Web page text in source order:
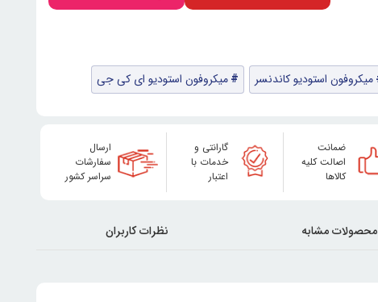
میکروفون استودیو کاندنسر میکروفون استودیو ای کی جی
ضمانت
اصالت کلیه
کالاها
گارانتی و
خدمات با
اعتبار
ارسال
سفارشات
سراسر کشور
محصولات مشابه نظرات کاربران